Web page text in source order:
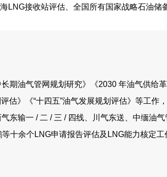
LNG接收站评估、全国所有国家战略石油储
期油气管网规划研究》《2030 年油气供给
估》《“十四五”油气发展规划评估》等工
东输一 / 二 / 三 / 四线、川气东送、中缅油
十余个LNG申请报告评估及LNG能力核定